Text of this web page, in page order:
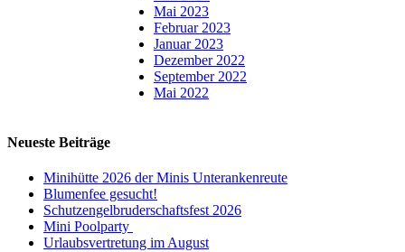
Mai 2023
Februar 2023
Januar 2023
Dezember 2022
September 2022
Mai 2022
Neueste Beiträge
Minihütte 2026 der Minis Unterankenreute
Blumenfee gesucht!
Schutzengelbruderschaftsfest 2026
Mini Poolparty
Urlaubsvertretung im August